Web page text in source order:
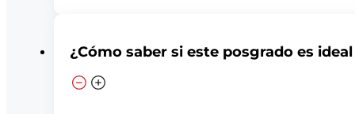
¿Cómo saber si este posgrado es